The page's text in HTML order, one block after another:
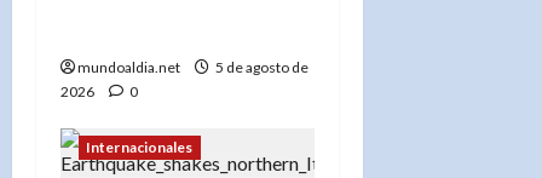
mundoaldia.net
5 de agosto de
2026
0
Internacionales